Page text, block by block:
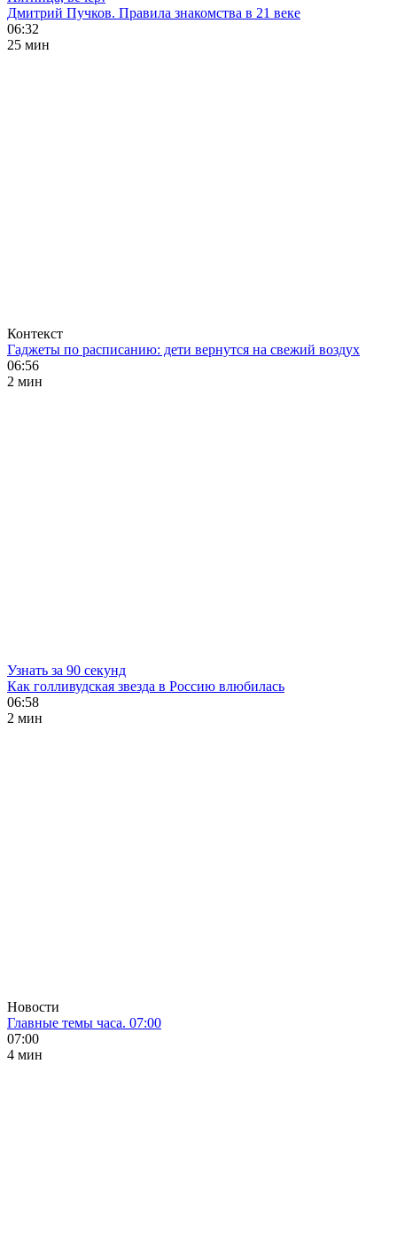
Дмитрий Пучков. Правила знакомства в 21 веке
06:32
25 мин
Контекст
Гаджеты по расписанию: дети вернутся на свежий воздух
06:56
2 мин
Узнать за 90 секунд
Как голливудская звезда в Россию влюбилась
06:58
2 мин
Новости
Главные темы часа. 07:00
07:00
4 мин